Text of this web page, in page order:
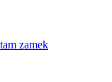
zamek